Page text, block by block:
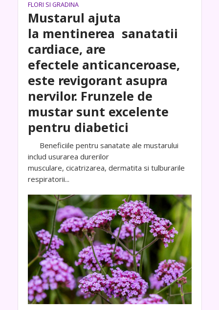
FLORI SI GRADINA
Mustarul ajuta
la mentinerea sanatatii
cardiace, are
efectele anticanceroase,
este revigorant asupra
nervilor. Frunzele de
mustar sunt excelente
pentru diabetici
Beneficiile pentru sanatate ale mustarului
includ usurarea durerilor
musculare, cicatrizarea, dermatita si tulburarile
respiratorii...